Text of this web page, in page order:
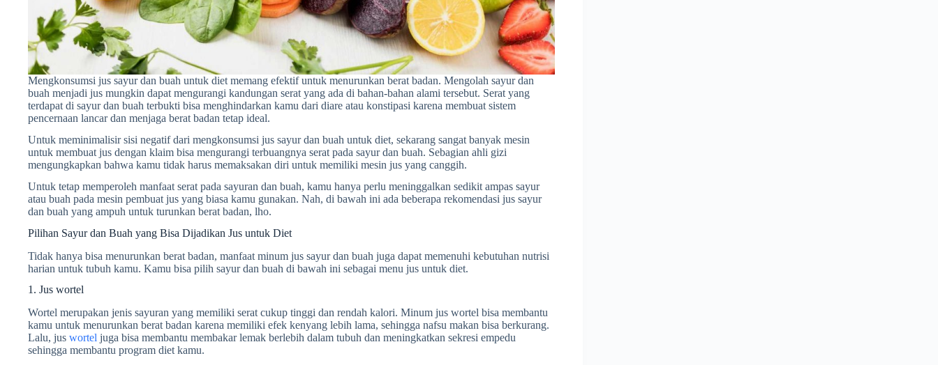
Mengkonsumsi jus sayur dan buah untuk diet memang efektif untuk menurunkan berat badan. Mengolah sayur dan
buah menjadi jus mungkin dapat mengurangi kandungan serat yang ada di bahan-bahan alami tersebut. Serat yang
terdapat di sayur dan buah terbukti bisa menghindarkan kamu dari diare atau konstipasi karena membuat sistem
pencernaan lancar dan menjaga berat badan tetap ideal.
Untuk meminimalisir sisi negatif dari mengkonsumsi jus sayur dan buah untuk diet, sekarang sangat banyak mesin
untuk membuat jus dengan klaim bisa mengurangi terbuangnya serat pada sayur dan buah. Sebagian ahli gizi
mengungkapkan bahwa kamu tidak harus memaksakan diri untuk memiliki mesin jus yang canggih.
Untuk tetap memperoleh manfaat serat pada sayuran dan buah, kamu hanya perlu meninggalkan sedikit ampas sayur
atau buah pada mesin pembuat jus yang biasa kamu gunakan. Nah, di bawah ini ada beberapa rekomendasi jus sayur
dan buah yang ampuh untuk turunkan berat badan, lho.
Pilihan Sayur dan Buah yang Bisa Dijadikan Jus untuk Diet
Tidak hanya bisa menurunkan berat badan, manfaat minum jus sayur dan buah juga dapat memenuhi kebutuhan nutrisi
harian untuk tubuh kamu. Kamu bisa pilih sayur dan buah di bawah ini sebagai menu jus untuk diet.
1. Jus wortel
Wortel merupakan jenis sayuran yang memiliki serat cukup tinggi dan rendah kalori. Minum jus wortel bisa membantu
kamu untuk menurunkan berat badan karena memiliki efek kenyang lebih lama, sehingga nafsu makan bisa berkurang.
Lalu, jus wortel juga bisa membantu membakar lemak berlebih dalam tubuh dan meningkatkan sekresi empedu
sehingga membantu program diet kamu.